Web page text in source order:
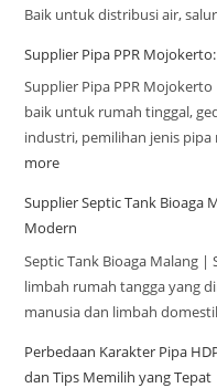
Baik untuk distribusi air,
Supplier Pipa PPR
Supplier Pipa PPR
baik untuk rumah tinggal,
industri, pemilihan jenis
more
Supplier Septic Tank Bioaga
Modern
Septic Tank Bioaga Malang
limbah rumah tangga yang
manusia dan limbah
Perbedaan Karakter Pipa
dan Tips Memilih yang Tepat